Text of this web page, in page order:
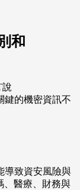
和
鍵的機密資訊不
導致資安風險與
、醫療、財務與